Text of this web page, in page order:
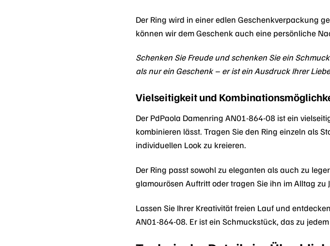
Der Ring wird in einer edlen Geschenkverpackung
können wir dem Geschenk auch eine persönliche
Schenken Sie Freude und schenken Sie ein
als nur ein Geschenk – er ist ein Ausdruck Ihrer
Vielseitigkeit und
Der PdPaola Damenring AN01-864-08 ist ein
kombinieren lässt. Tragen Sie den Ring einzeln als
individuellen Look zu kreieren.
Der Ring passt sowohl zu eleganten als auch zu
glamourösen Auftritt oder tragen Sie ihn im Alltag zu
Lassen Sie Ihrer Kreativität freien Lauf und
AN01-864-08. Er ist ein Schmuckstück, das zu